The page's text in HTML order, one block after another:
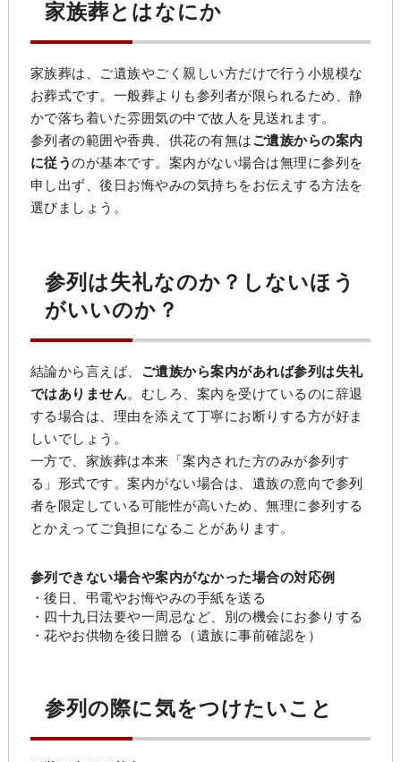
家族葬とはなにか
家族葬は、ご遺族やごく親しい方だけで行う小規模な
お葬式です。一般葬よりも参列者が限られるため、静
かで落ち着いた雰囲気の中で故人を見送れます。
参列者の範囲や香典、供花の有無はご遺族からの案内
に従うのが基本です。案内がない場合は無理に参列を
申し出ず、後日お悔やみの気持ちをお伝えする方法を
選びましょう。
参列は失礼なのか？しないほう
がいいのか？
結論から言えば、 ご遺族から案内があれば参列は失礼
ではありません。むしろ、案内を受けているのに辞退
する場合は、理由を添えて丁寧にお断りする方が好ま
しいでしょう。
一方で、家族葬は本来「案内された方のみが参列す
る」形式です。案内がない場合は、遺族の意向で参列
者を限定している可能性が高いため、無理に参列する
とかえってご負担になることがあります。
参列できない場合や案内がなかった場合の対応例
・後日、弔電やお悔やみの手紙を送る
・四十九日法要や一周忌など、別の機会にお参りする
・花やお供物を後日贈る（遺族に事前確認を）
参列の際に気をつけたいこと